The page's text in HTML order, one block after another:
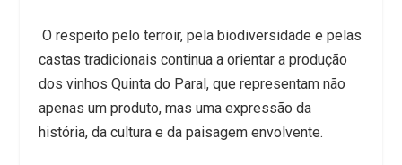
O respeito pelo terroir, pela biodiversidade e pelas
castas tradicionais continua a orientar a produção
dos vinhos Quinta do Paral, que representam não
apenas um produto, mas uma expressão da
história, da cultura e da paisagem envolvente.